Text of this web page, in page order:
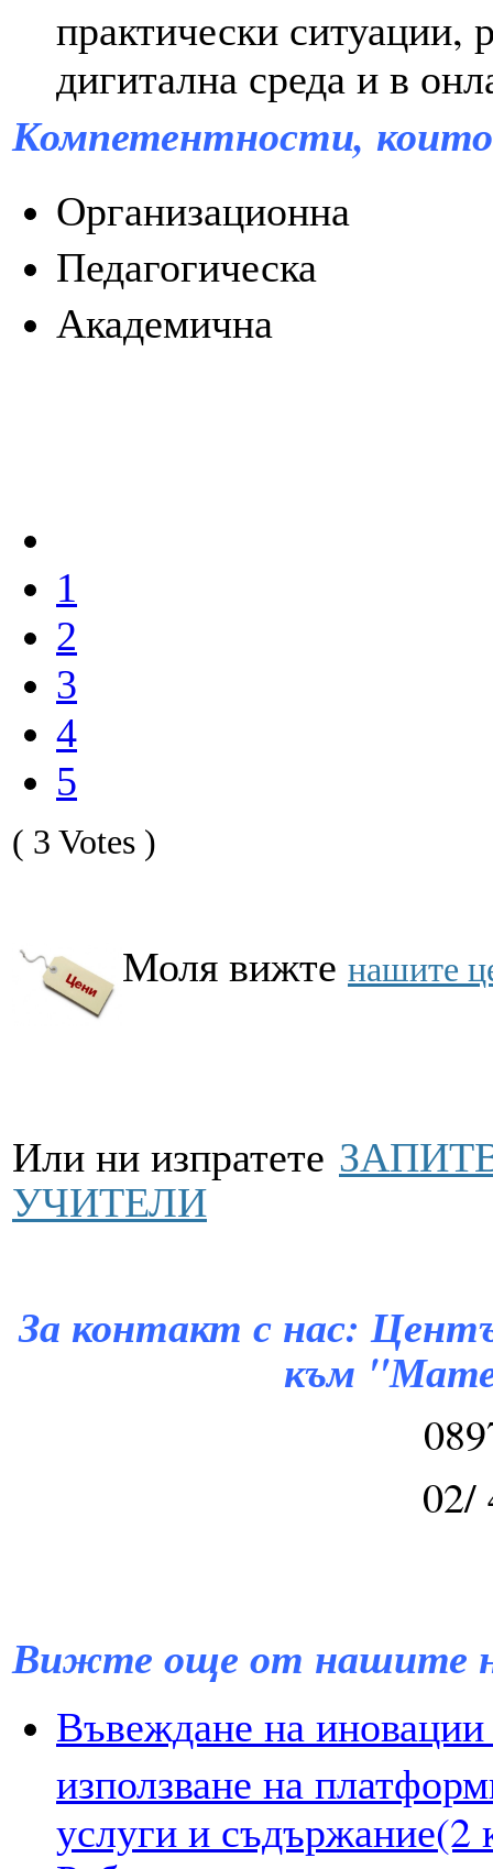
практически ситуации,
дигитална среда и в
Компетентности,
Организационна
Педагогическа
Академична
1
2
3
4
5
( 3 Votes )
Моля вижте нашите
Или ни изпратете
УЧИТЕЛИ
За контакт с нас:
към
02/
Вижте още от нашите
Въвеждане на
използване на
услуги и съдържание(2